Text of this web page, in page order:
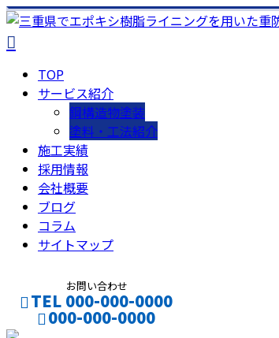
TOP
サービス紹介
鋼構造物塗装
塗料・工法紹介
施工実績
採用情報
会社概要
ブログ
コラム
サイトマップ
お問い合わせ
TEL 000-000-0000
000-000-0000